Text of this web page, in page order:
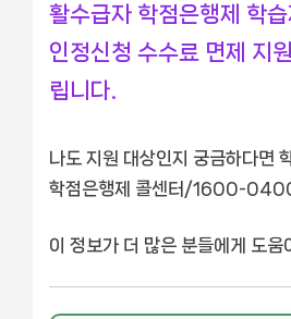
활수급자 학점은행제 학
인정신청 수수료 면제 지
립니다.
나도 지원 대상인지 궁금하다면
학점은행제 콜센터/1600-0400
이 정보가 더 많은 분들에게 도움